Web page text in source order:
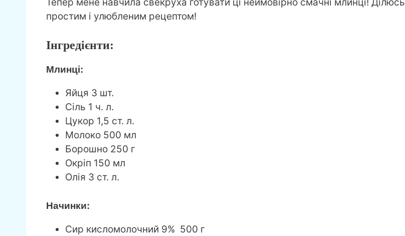
Тепер мене навчила свекруха готувати ці неймовірно смачні млинці! Ділюсь
простим і улюбленим рецептом!
Інгредієнти:
Млинці:
Яйця 3 шт.
Сіль 1 ч. л.
Цукор 1,5 ст. л.
Молоко 500 мл
Борошно 250 г
Окріп 150 мл
Олія 3 ст. л.
Начинки:
Сир кисломолочний 9% 500 г